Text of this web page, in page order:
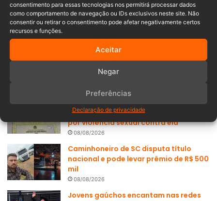
consentimento para essas tecnologias nos permitirá processar dados
como comportamento de navegação ou IDs exclusivos neste site. Não
consentir ou retirar o consentimento pode afetar negativamente certos
recursos e funções.
Aceitar
Negar
Preferências
Declaração de privacidade
Populares Recentes
Após R$ 24 milhões em reforma, Fire
Justiça de SC permite que mulher retire
do registro o nome do pai condenado
por violência sexual contra ela
08/08/2026
Caminhoneiro de SC disputa título
nacional e pode levar prêmio de R$ 500
mil
08/08/2026
Jovens gaúchos encantam nas redes